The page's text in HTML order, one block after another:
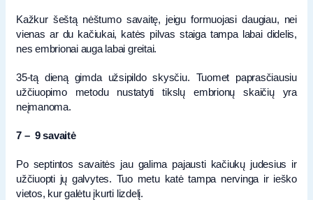
Kažkur šeštą nėštumo savaitę, jeigu formuojasi daugiau, nei
vienas ar du kačiukai, katės pilvas staiga tampa labai didelis,
nes embrionai auga labai greitai.
35-tą dieną gimda užsipildo skysčiu. Tuomet paprasčiausiu
užčiuopimo metodu nustatyti tikslų embrionų skaičių yra
neįmanoma.
7 – 9 savaitė
Po septintos savaitės jau galima pajausti kačiukų judesius ir
užčiuopti jų galvytes. Tuo metu katė tampa nervinga ir ieško
vietos, kur galėtu įkurti lizdelį.